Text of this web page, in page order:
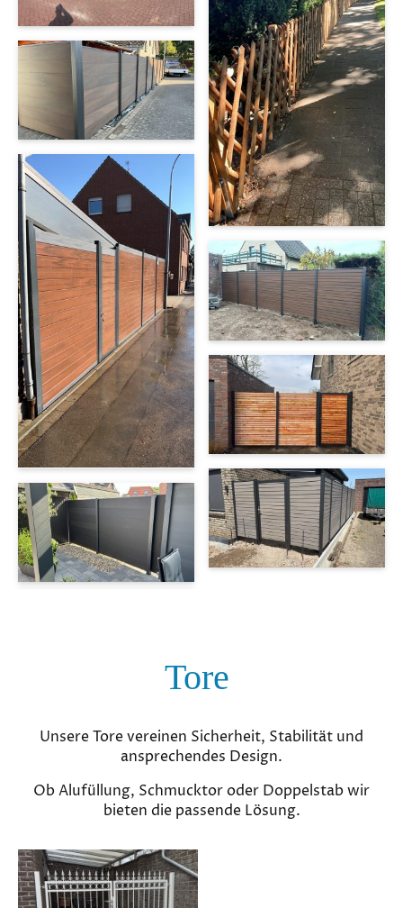
Tore
Unsere Tore vereinen Sicherheit, Stabilität und
ansprechendes Design.
Ob Alufüllung, Schmucktor oder Doppelstab wir
bieten die passende Lösung.